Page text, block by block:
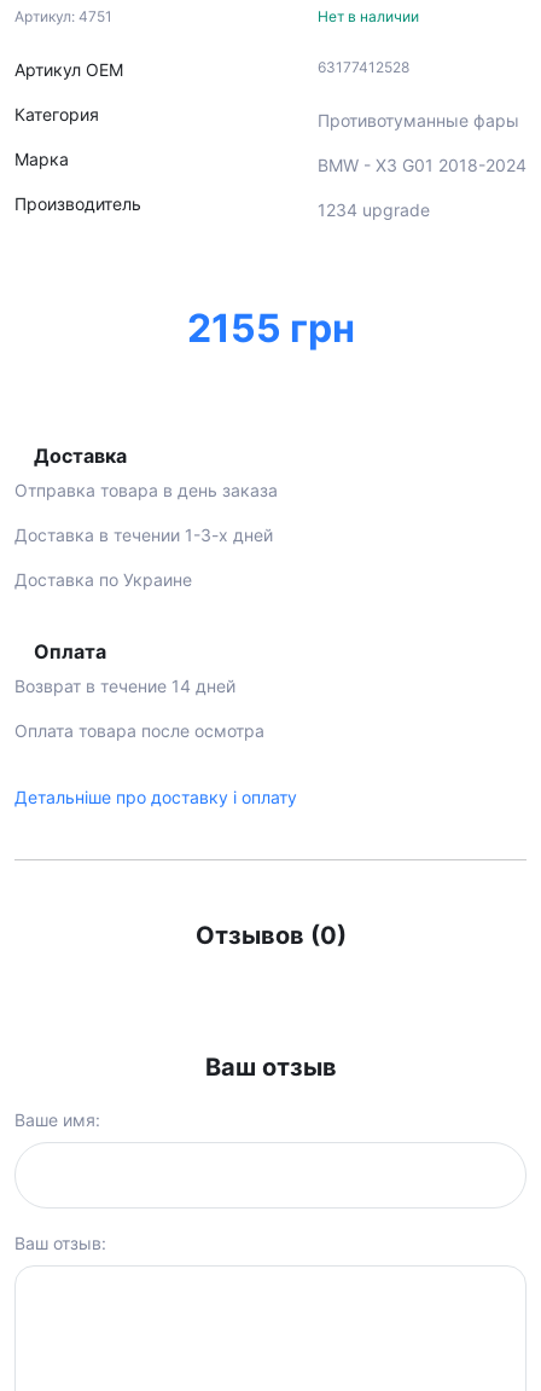
Артикул: 4751
Артикул ОЕМ
Категория
Марка
Производитель
Нет в наличии
63177412528
Противотуманные фары
BMW - X3 G01 2018-2024
1234 upgrade
2155 грн
Доставка
Отправка товара в день заказа
Доставка в течении 1-3-х дней
Доставка по Украине
Оплата
Возврат в течение 14 дней
Оплата товара после осмотра
Детальніше про доставку і оплату
Отзывов (0)
Ваш отзыв
Ваше имя:
Ваш отзыв: